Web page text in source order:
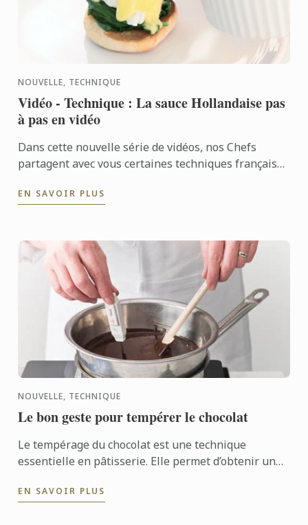
NOUVELLE, TECHNIQUE
Vidéo - Technique : La sauce Hollandaise pas
à pas en vidéo
Dans cette nouvelle série de vidéos, nos Chefs
partagent avec vous certaines techniques françaises
Cordon Bleu ...
EN SAVOIR PLUS
NOUVELLE, TECHNIQUE
Le bon geste pour tempérer le chocolat
Le tempérage du chocolat est une technique
essentielle en pâtisserie. Elle permet d’obtenir un
pour ...
EN SAVOIR PLUS